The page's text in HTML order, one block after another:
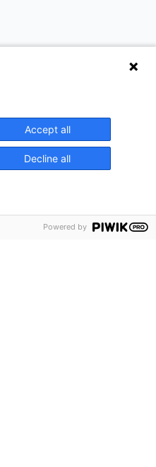
Accept all
Decline all
Powered by